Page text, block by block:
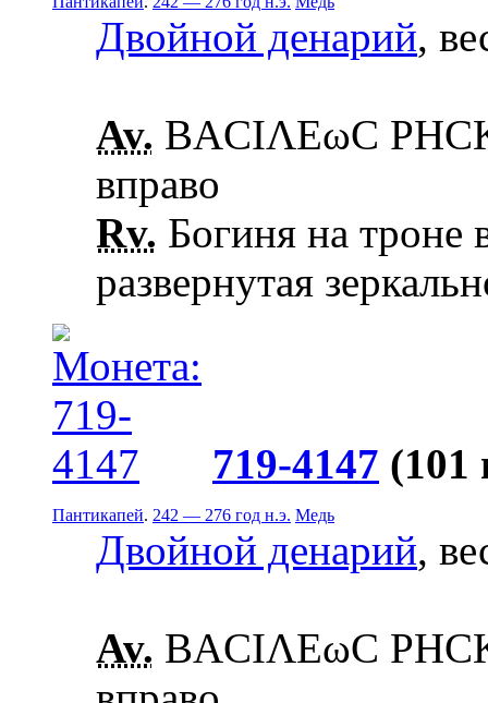
Двойной денарий,
Av. ΒΑCΙΛΕωC
вправо
Rv. Богиня на троне
развернутая
719-4147 (101
Пантикапей. 242 — 276 год н.э. Медь
Двойной денарий,
Av. ΒΑCΙΛΕωC